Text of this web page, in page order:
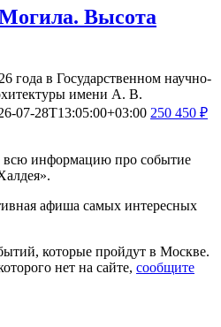
Высота
года в Государственном научно-
имени А. В.
07-28T13:05:00+03:00 250 450 ₽
всю информацию про событие
афиша самых интересных
которые пройдут в Москве.
нет на сайте, сообщите